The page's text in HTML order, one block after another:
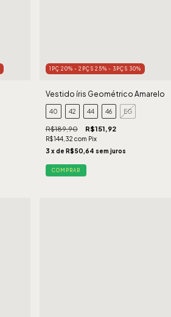
1PÇ 20% - 2PÇS 25% - 3PÇS 30%
Vestido íris Geométrico Amarelo
40 42 44 46 EG
R$189,90 R$151,92
R$144,32 com Pix
3 x de R$50,64 sem juros
COMPRAR